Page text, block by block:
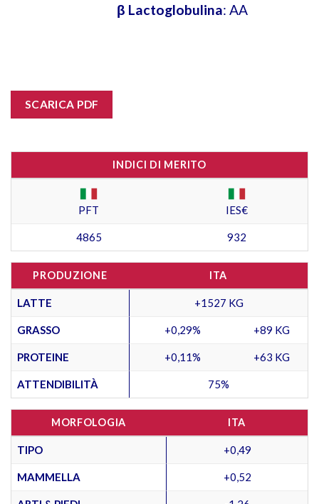
β Lactoglobulina: AA
SCARICA PDF
INDICI DI MERITO
PFT IES€
4865 932
PRODUZIONE ITA
LATTE +1527 KG
GRASSO +0,29% +89 KG
PROTEINE +0,11% +63 KG
ATTENDIBILITÀ 75%
MORFOLOGIA ITA
TIPO +0,49
MAMMELLA +0,52